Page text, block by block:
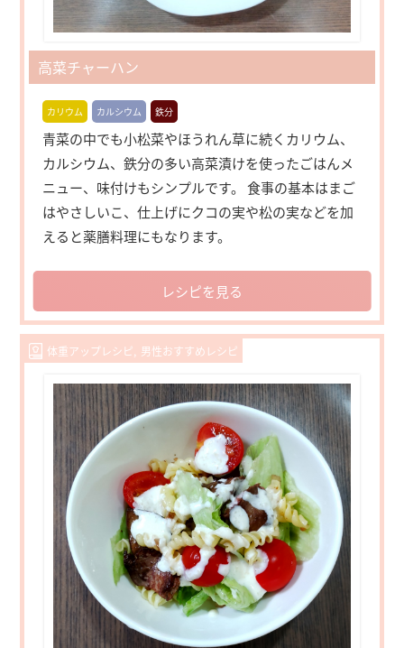
高菜チャーハン
カリウム カルシウム 鉄分
青菜の中でも小松菜やほうれん草に続くカリウム、
カルシウム、鉄分の多い高菜漬けを使ったごはんメ
ニュー、味付けもシンプルです。 食事の基本はまご
はやさしいこ、仕上げにクコの実や松の実などを加
えると薬膳料理にもなります。
レシピを見る
体重アップレシピ 男性おすすめレシピ